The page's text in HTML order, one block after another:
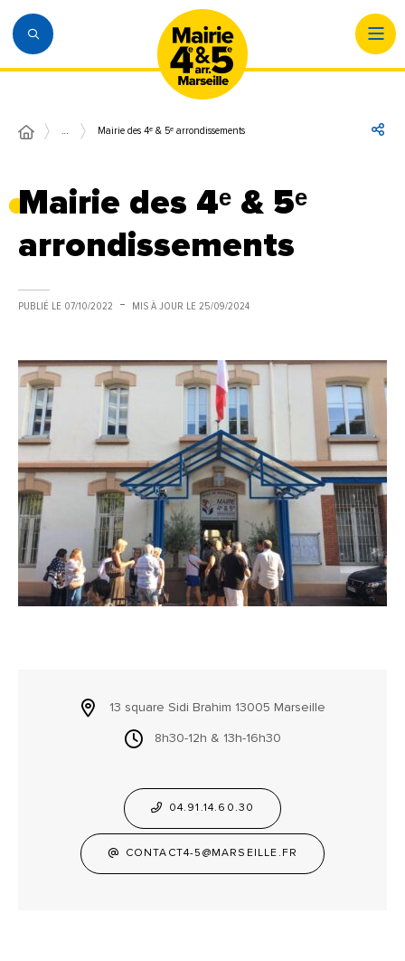
… Mairie des 4ᵉ & 5ᵉ arrondissements
Mairie des 4ᵉ & 5ᵉ
arrondissements
PUBLIÉ LE 07/10/2022 MIS À JOUR LE 25/09/2024
13 square Sidi Brahim 13005 Marseille
8h30-12h & 13h-16h30
04.91.14.60.30
CONTACT4-5@MARSEILLE.FR